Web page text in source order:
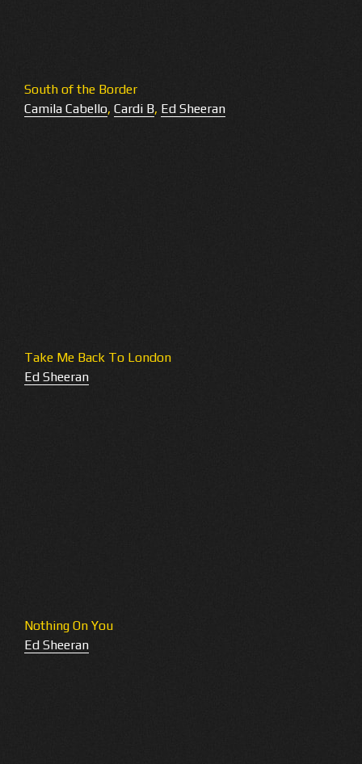
South of the Border
Camila Cabello, Cardi B, Ed Sheeran
Take Me Back To London
Ed Sheeran
Nothing On You
Ed Sheeran